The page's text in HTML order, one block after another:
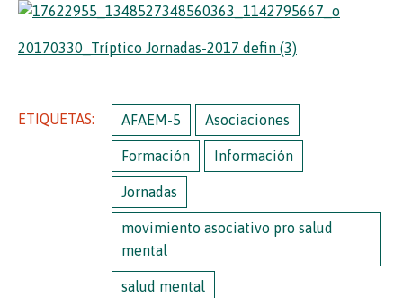
20170330_Tríptico Jornadas-2017 defin (3)
ETIQUETAS: AFAEM-5 Asociaciones
Formación Información
Jornadas
movimiento asociativo pro salud
mental
salud mental